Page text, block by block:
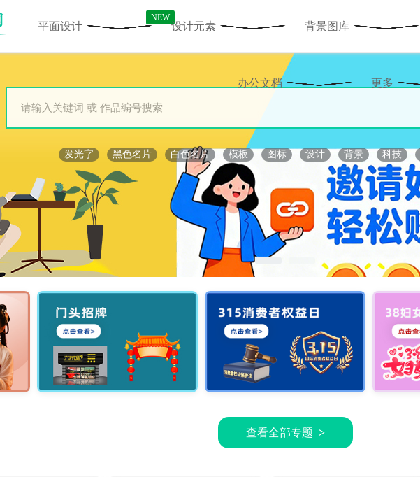
NEW
平面设计 设计元素 背景图库
办公文档 更多
发光字 黑色名片 白色名片 模板 图标 设计 背景 科技
查看全部专题 >